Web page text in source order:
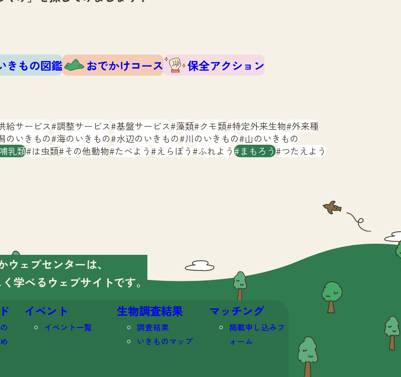
きもの図鑑 おでかけコース
保全アクション
給サービス 調整サービス 基盤サービス 藻類 クモ類 特定外来生物 外来種
のいきもの 海のいきもの 水辺のいきもの 川のいきもの 山のいきもの
哺乳類 は虫類 その他動物 たべよう えらぼう ふれよう まもろう つたえよう
ェブセンターは、
学べる ウェブサイトです。
イベント
イベント一覧
生物調査結果
調査結果
いきものマップ
マッチング
掲載申し込みフ
ォーム